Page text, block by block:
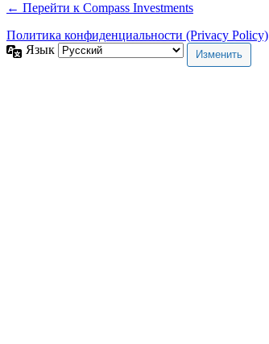
← Перейти к Compass Investments
Политика конфиденциальности (Privacy Policy)
Язык